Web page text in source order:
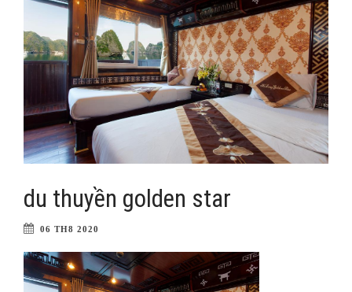
du thuyền golden star
06 TH8 2020